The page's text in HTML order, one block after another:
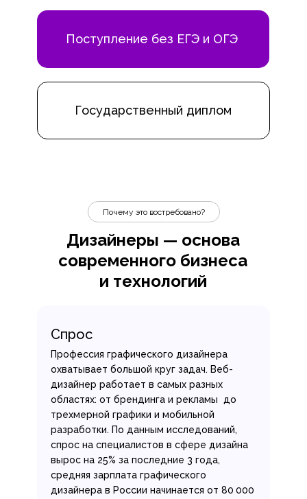
Государственный диплом
Поступление без ЕГЭ и ОГЭ
Дизайнеры — основа
современного бизнеса
и технологий
Почему это востребовано?
Спрос
Профессия графического дизайнера
охватывает большой круг задач. Веб-
дизайнер работает в самых разных
областях: от брендинга и рекламы до
трехмерной графики и мобильной
разработки. По данным исследований,
спрос на специалистов в сфере дизайна
вырос на 25% за последние 3 года,
средняя зарплата графического
дизайнера в России начинается от 80 000